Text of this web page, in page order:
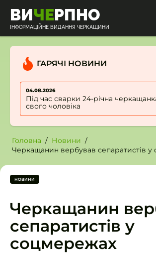
ВИЧЕРПНО
ІНФОРМАЦІЙНЕ ВИДАННЯ ЧЕРКАЩИНИ
ГАРЯЧІ НОВИНИ
04.08.2026
Під час сварки 24-річна
свого чоловіка
Головна
Новини
Черкащанин вербував сепаратистів
НОВИНИ
Черкащанин
сепаратистів у
соцмережах